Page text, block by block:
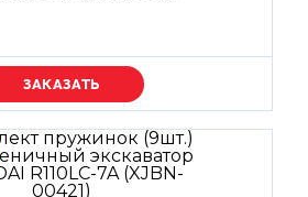
Уточняйте цену